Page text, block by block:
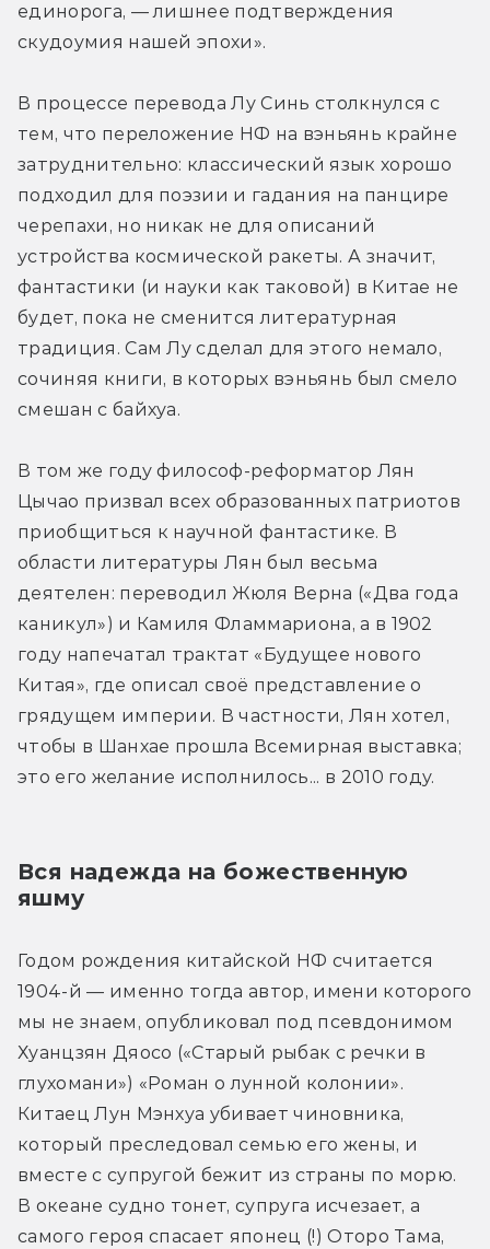
единорога, — лишнее подтверждения
скудоумия нашей эпохи».
В процессе перевода Лу Синь столкнулся с
тем, что переложение НФ на вэньянь крайне
затруднительно: классический язык хорошо
подходил для поэзии и гадания на панцире
черепахи, но никак не для описаний
устройства космической ракеты. А значит,
фантастики (и науки как таковой) в Китае не
будет, пока не сменится литературная
традиция. Сам Лу сделал для этого немало,
сочиняя книги, в которых вэньянь был смело
смешан с байхуа.
В том же году философ-реформатор Лян
Цычао призвал всех образованных патриотов
приобщиться к научной фантастике. В
области литературы Лян был весьма
деятелен: переводил Жюля Верна («Два года
каникул») и Камиля Фламмариона, а в 1902
году напечатал трактат «Будущее нового
Китая», где описал своё представление о
грядущем империи. В частности, Лян хотел,
чтобы в Шанхае прошла Всемирная выставка;
это его желание исполнилось... в 2010 году.
Вся надежда на божественную
яшму
Годом рождения китайской НФ считается
1904-й — именно тогда автор, имени которого
мы не знаем, опубликовал под псевдонимом
Хуанцзян Дяосо («Старый рыбак с речки в
глухомани») «Роман о лунной колонии».
Китаец Лун Мэнхуа убивает чиновника,
который преследовал семью его жены, и
вместе с супругой бежит из страны по морю.
В океане судно тонет, супруга исчезает, а
самого героя спасает японец (!) Оторо Тама,